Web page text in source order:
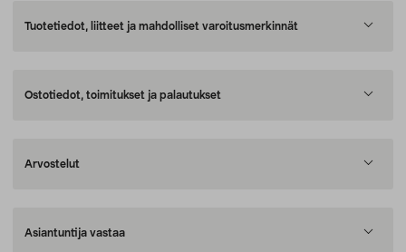
Tuotetiedot, liitteet ja mahdolliset varoitusmerkinnät
Ostotiedot, toimitukset ja palautukset
Arvostelut
Asiantuntija vastaa